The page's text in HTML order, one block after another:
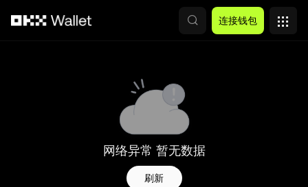
连接钱包
网络异常 暂无数据
刷新